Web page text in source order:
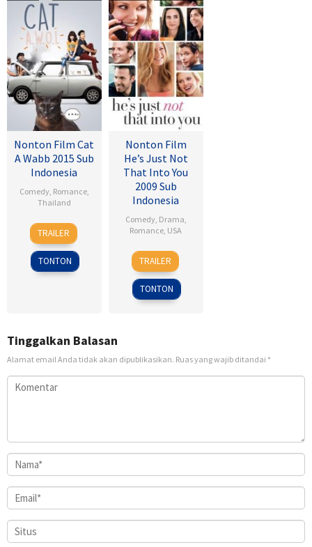
Nonton Film Cat
A Wabb 2015 Sub
Indonesia
Comedy, Romance,
Thailand
4
Mar
2015
Nareubadee
Wetchakam
TRAILER
TONTON
Nonton Film
He’s Just Not
That Into You
2009 Sub
Indonesia
Comedy, Drama,
Romance, USA
6
Feb
2009
Ken
Kwapis
TRAILER
TONTON
Tinggalkan Balasan
Alamat email Anda tidak akan dipublikasikan. Ruas yang wajib ditandai *